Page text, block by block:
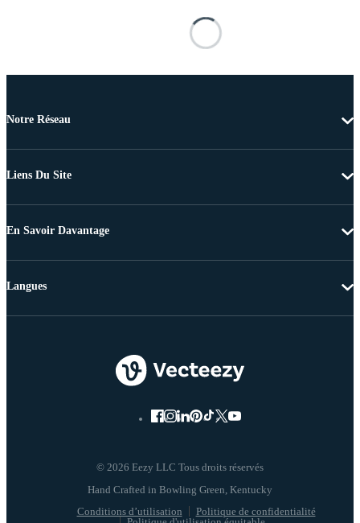
Notre Réseau
Liens Du Site
En Savoir Davantage
© 2026 Eezy LLC Tous droits réservés
Conditions d’utilisation
Politique de confidentialité
Langues